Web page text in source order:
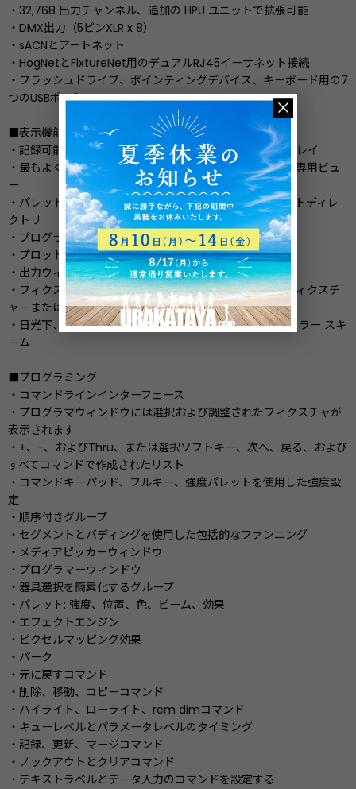
・32,768 出力チャンネル、追加の HPU ユニットで拡張可能
・DMX出力（5ピンXLR x 8）
・sACNとアートネット
・HogNetとFixtureNet用のデュアルRJ45イーサネット接続
・フラッシュドライブ、ポインティングデバイス、キーボード用の7
つのUSBポート
■表示機能
・記録可能なビューを備えたユーザー設定可能なディスプレイ
・最もよく使用するアイテムに素早くアクセスするための専用ビュ
ー
・パレット、リスト、ビュー、シーン、バッチ、エフェクトディレ
クトリ
・プログラマーウィンドウ
・プロットビュー
・出力ウィンドウ
・フィクスチャースケジュールとパッチウィンドウは、フィクスチ
ャーまたはユニバースごとに並べ替えることができます。
・日光下、通常使用、暗い環境での使用に適した 3 つのカラー スキ
ーム
■プログラミング
・コマンドラインインターフェース
・プログラマウィンドウには選択および調整されたフィクスチャが
表示されます
・+、-、およびThru、または選択ソフトキー、次へ、戻る、および
すべてコマンドで作成されたリスト
・コマンドキーパッド、フルキー、強度​​パレットを使用した強度設
定
・順序付きグループ
・セグメントとバディングを使用した包括的なファンニング
・メディアピッカーウィンドウ
・プログラマーウィンドウ
・器具選択を簡素化するグループ
・パレット: 強度、位置、色、ビーム、効果
・エフェクトエンジン
・ピクセルマッピング効果
・パーク
・元に戻すコマンド
・削除、移動、コピーコマンド
・ハイライト、ローライト、rem dimコマンド
・キューレベルとパラメータレベルのタイミング
・記録、更新、マージコマンド
・ノックアウトとクリアコマンド
・テキストラベルとデータ入力のコマンドを設定する